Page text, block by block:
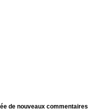
de nouveaux commentaires